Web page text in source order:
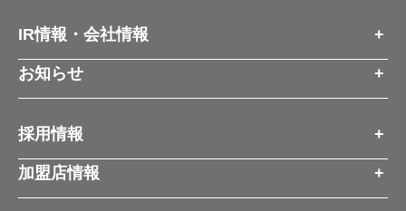
IR情報・会社情報
IR情報トップ
会社情報
お知らせ
経営方針
お知らせ
プレスリリース
コーポレートブログ
採用情報
採用情報トップ
新卒営業職
加盟店情報